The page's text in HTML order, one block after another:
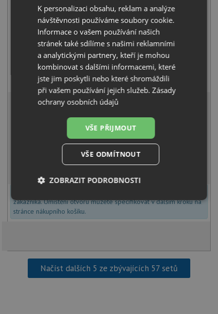
Blanco MILI černá matná 526665
3 411 Kčs DPH
14 774 Kč
Běžná cena:15 552 Kč
Sleva: 778 Kč
zákazníka. Umístění otvoru můžete specifikovat v dalším kroku na
stránce nákupního košíku.
Načíst dalších 5 ze zbývajících 57 setů
K personalizaci obsahu, reklam a analýze
návštěvnosti používáme soubory cookie.
Informace o vašem používání našich
stránek také sdílíme s našimi reklamními
a analytickými partnery, kteří je mohou
kombinovat s dalšími informacemi, které
jste jim poskytli nebo které shromáždili
při vašem používání jejich služeb.Zásady
ochrany osobních údajů
VŠE PŘIJMOUT
VŠE ODMÍTNOUT
ZOBRAZIT PODROBNOSTI
Nezbytně
nutné
soubory
Výkonové
Soubory
soubory